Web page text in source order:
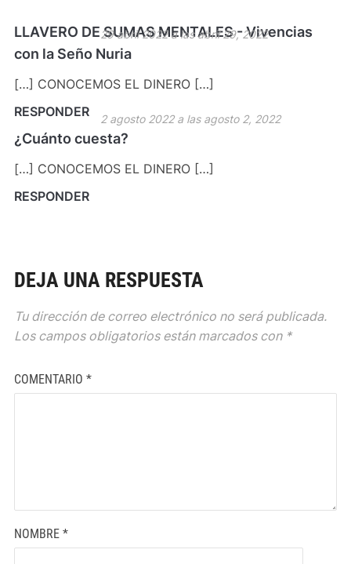
LLAVERO DE SUMAS MENTALES - Vivencias
con la Seño Nuria
29 abril 2022 a las abril 29, 2022
[…] CONOCEMOS EL DINERO […]
RESPONDER
¿Cuánto cuesta?
2 agosto 2022 a las agosto 2, 2022
[…] CONOCEMOS EL DINERO […]
RESPONDER
DEJA UNA RESPUESTA
Tu dirección de correo electrónico no será publicada.
Los campos obligatorios están marcados con *
COMENTARIO *
NOMBRE *